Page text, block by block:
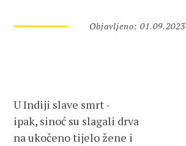
Objavljeno: 01.09.2023
U Indiji slave smrt -
ipak, sinoć su slagali drva
na ukočeno tijelo žene i